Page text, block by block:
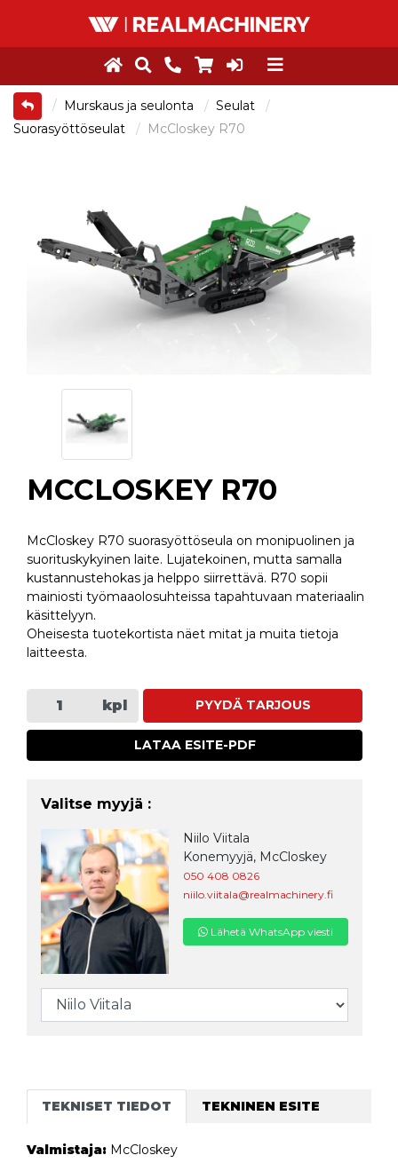
Murskaus ja seulonta
Seulat
Suorasyöttöseulat
McCloskey R70
MCCLOSKEY R70
McCloskey R70 suorasyöttöseula on monipuolinen ja
suorituskykyinen laite. Lujatekoinen, mutta samalla
kustannustehokas ja helppo siirrettävä. R70 sopii
mainiosti työmaaolosuhteissa tapahtuvaan materiaalin
käsittelyyn.
Oheisesta tuotekortista näet mitat ja muita tietoja
laitteesta.
kpl PYYDÄ TARJOUS
LATAA ESITE-PDF
Valitse myyjä :
Niilo Viitala
Konemyyjä, McCloskey
050 408 0826
niilo.viitala@realmachinery.fi
Lähetä WhatsApp viesti
TEKNISET TIEDOT TEKNINEN ESITE
Valmistaja: McCloskey